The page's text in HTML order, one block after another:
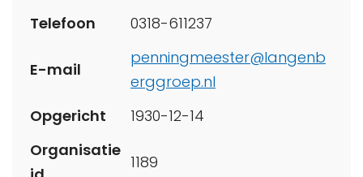
Telefoon
0318-611237
E-mail
penningmeester@langenb
erggroep.nl
Opgericht
1930-12-14
Organisatie
1189